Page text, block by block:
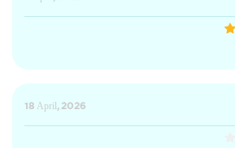
18 April, 2026